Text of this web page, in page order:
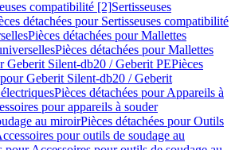
compatibilité [2]Sertisseuses
détachées pour Sertisseuses compatibilité
Pièces détachées pour Mallettes
Pièces détachées pour Mallettes
Geberit Silent-db20 / Geberit PEPièces
Geberit Silent-db20 / Geberit
Pièces détachées pour Appareils à
pour appareils à souder
au miroirPièces détachées pour Outils
pour outils de soudage au